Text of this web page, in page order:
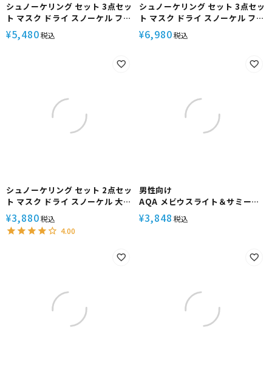
シュノーケリング セット 3点セッ
ト マスク ドライ スノーケル フィ
ン メッシュバッグ付 大人 子供 メ
ンズ レディース 【noah2-
¥5,480税込
シュノーケリング セット 3点セッ
ト マスク ドライ スノーケル フィ
ン メッシュバッグ付 大人 子供 メ
ンズ レディース 【noah2-
ュノーケル ヘレイワホ 海水浴 海
¥6,980税込
シュノーケリング セット 2点セッ
ト マスク ドライ スノーケル 大人
子供 メンズ レディース
【noah2-kokua+】 シュノーケ
ル ヘレイワホ 海水浴 海 プール
¥3,880税込
4.00
男性向け
AQA メビウスライト＆サミード
ライスペシャル 2点セット メンズ
KZ-9074N
¥3,848 税込